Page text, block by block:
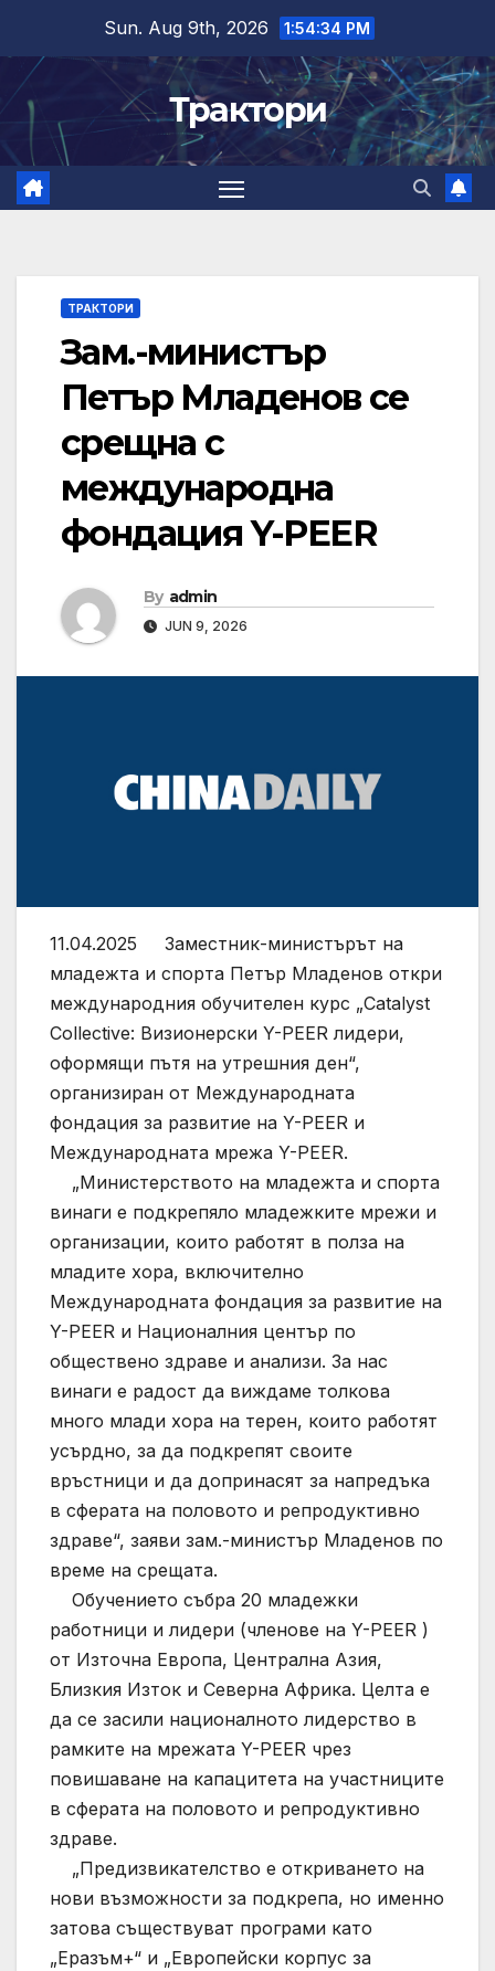
content
Sun. Aug 9th, 2026 1:54:35 PM
Трактори
ТРАКТОРИ
Зам.-министър
Петър Младенов се
срещна с
международна
фондация Y-PEER
By admin
JUN 9, 2026
11.04.2025 Заместник-министърът на
младежта и спорта Петър Младенов откри
международния обучителен курс „Catalyst
Collective: Визионерски Y-PEER лидери,
оформящи пътя на утрешния ден“,
организиран от Международната
фондация за развитие на Y-PEER и
Международната мрежа Y-PEER.
„Министерството на младежта и спорта
винаги е подкрепяло младежките мрежи и
организации, които работят в полза на
младите хора, включително
Международната фондация за развитие на
Y-PEER и Националния център по
обществено здраве и анализи. За нас
винаги е радост да виждаме толкова
много млади хора на терен, които работят
усърдно, за да подкрепят своите
връстници и да допринасят за напредъка
в сферата на половото и репродуктивно
здраве“, заяви зам.-министър Младенов по
време на срещата.
Обучението събра 20 младежки
работници и лидери (членове на Y-PEER )
от Източна Европа, Централна Азия,
Близкия Изток и Северна Африка. Целта е
да се засили националното лидерство в
рамките на мрежата Y-PEER чрез
повишаване на капацитета на участниците
в сферата на половото и репродуктивно
здраве.
„Предизвикателство е откриването на
нови възможности за подкрепа, но именно
затова съществуват програми като
„Еразъм+“ и „Европейски корпус за